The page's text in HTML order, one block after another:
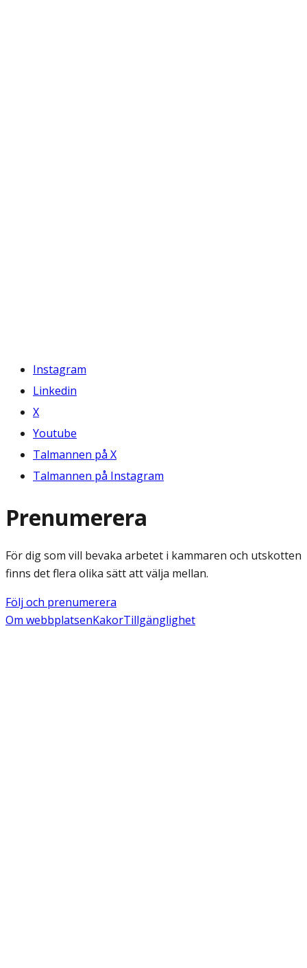
Instagram
Linkedin
X
Youtube
Talmannen på X
Talmannen på Instagram
Prenumerera
För dig som vill bevaka arbetet i kammaren och utskotten
finns det flera olika sätt att välja mellan.
Följ och prenumerera
Om webbplatsenKakorTillgänglighet